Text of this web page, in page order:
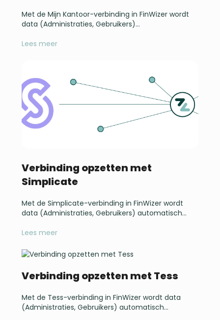
Met de Mijn Kantoor-verbinding in FinWizer wordt
data (Administraties, Gebruikers)...
Lees meer
Verbinding opzetten met
Simplicate
Met de Simplicate-verbinding in FinWizer wordt
data (Administraties, Gebruikers) automatisch...
Lees meer
Verbinding opzetten met Tess
Met de Tess-verbinding in FinWizer wordt data
(Administraties, Gebruikers) automatisch...